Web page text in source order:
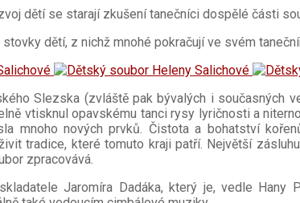
dětí se starají zkušení tanečníci dospělé části
dětí, z nichž mnohé pokračují ve svém
Slezska (zvláště pak bývalých i současných
vtisknul opavskému tanci rysy lyričnosti a
mnoho nových prvků. Čistota a bohatství
tradice, které tomuto kraji patří. Největší
zpracovává.
Jaromíra Dadáka, který je, vedle Hany